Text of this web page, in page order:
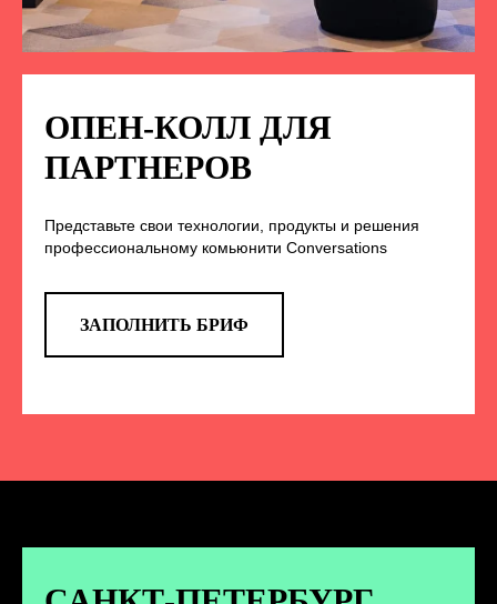
ОПЕН-КОЛЛ ДЛЯ
ПАРТНЕРОВ
Представьте свои технологии, продукты и решения
профессиональному комьюнити Conversations
ЗАПОЛНИТЬ БРИФ
НА НАС В СОЦСЕТЯХ
TELEGRAM
анонс новых спикеров и другие
новости конференции